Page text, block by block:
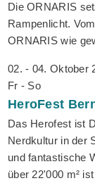
Die ORNARIS
Rampenlicht.
ORNARIS wie
02. - 04. Oktober
Fr - So
HeroFest
Das Herofest ist
Nerdkultur in der
und fantastische
über 22'000 m²